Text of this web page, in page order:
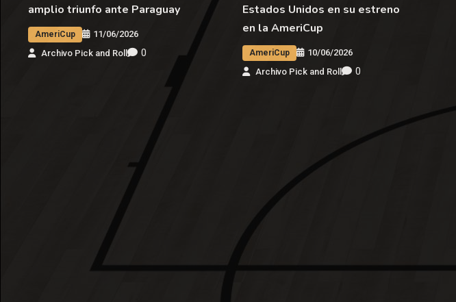
amplio triunfo ante Paraguay
AmeriCup
11/06/2026
Archivo Pick and Roll
0
Estados Unidos en su estreno
en la AmeriCup
AmeriCup
10/06/2026
Archivo Pick and Roll
0